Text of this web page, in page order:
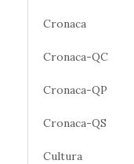
Cronaca
Cronaca-QC
Cronaca-QP
Cronaca-QS
Cultura